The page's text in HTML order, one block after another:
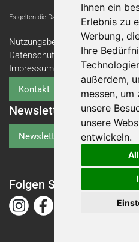
Ihnen ein
Erlebnis zu
Werbung,
Ihre
außerdem,
messen,
unsere
unsere
entwickeln.
Es gelten die Datenschutzbestimmungen
Nutzungsbedingungen
Datenschutzerklärung
Impressum
Kontakt
Newsletter
Newsletter-Anmeldung
Folgen Sie der Swiss